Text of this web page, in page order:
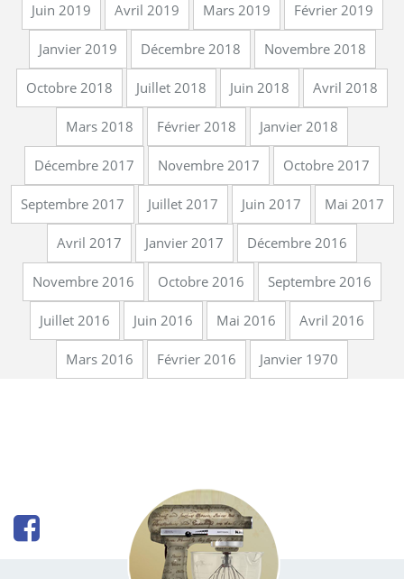
Juin 2019 Avril 2019 Mars 2019 Février 2019
Janvier 2019 Décembre 2018 Novembre 2018
Octobre 2018 Juillet 2018 Juin 2018 Avril 2018
Mars 2018 Février 2018 Janvier 2018
Décembre 2017 Novembre 2017 Octobre 2017
Septembre 2017 Juillet 2017 Juin 2017 Mai 2017
Avril 2017 Janvier 2017 Décembre 2016
Novembre 2016 Octobre 2016 Septembre 2016
Juillet 2016 Juin 2016 Mai 2016 Avril 2016
Mars 2016 Février 2016 Janvier 1970